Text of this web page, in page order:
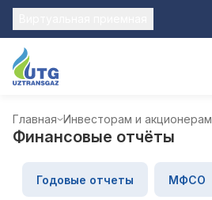
Главная Инвесторам и акционерам
Финансовые отчёты
Годовые отчеты МФСО